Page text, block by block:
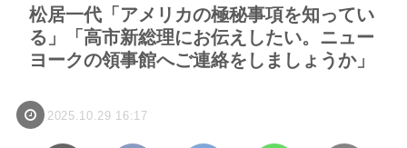
松居一代「アメリカの極秘事項を知ってい
る」「高市新総理にお伝えしたい。ニュー
ヨークの領事館へご連絡をしましょうか」
2025.10.29 16:17